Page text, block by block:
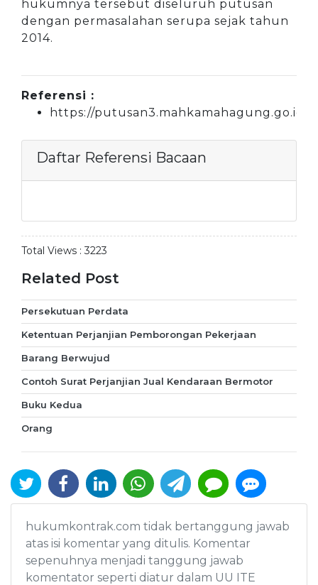
hukumnya tersebut diseluruh putusan
dengan permasalahan serupa sejak tahun
2014.
Referensi :
https://putusan3.mahkamahagung.go.id
Daftar Referensi Bacaan
Total Views :3223
Related Post
Persekutuan Perdata
Ketentuan Perjanjian Pemborongan Pekerjaan
Barang Berwujud
Contoh Surat Perjanjian Jual Kendaraan Bermotor
Buku Kedua
Orang
hukumkontrak.com tidak bertanggung jawab
atas isi komentar yang ditulis. Komentar
sepenuhnya menjadi tanggung jawab
komentator seperti diatur dalam UU ITE